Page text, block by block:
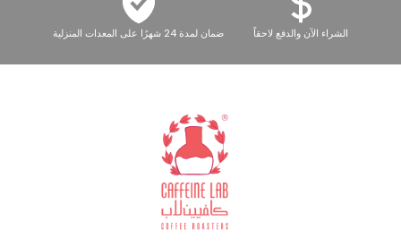
الشراء الآن والدفع لاحقاً ضمان لمدة 24 شهرًا على المعدات المنزلية